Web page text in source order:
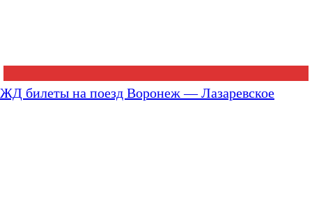
ЖД билеты на поезд Воронеж — Лазаревское